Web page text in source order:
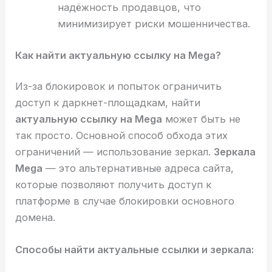
надёжность продавцов, что
минимизирует риски мошенничества.
Как найти актуальную ссылку на Mega?
Из-за блокировок и попыток ограничить
доступ к даркнет-площадкам, найти
актуальную ссылку на Mega может быть не
так просто. Основной способ обхода этих
ограничений — использование зеркал. Зеркала
Mega — это альтернативные адреса сайта,
которые позволяют получить доступ к
платформе в случае блокировки основного
домена.
Способы найти актуальные ссылки и зеркала: